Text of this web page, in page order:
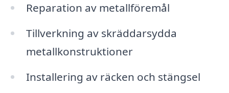
Reparation av metallföremål
Tillverkning av skräddarsydda
metallkonstruktioner
Installering av räcken och stängsel